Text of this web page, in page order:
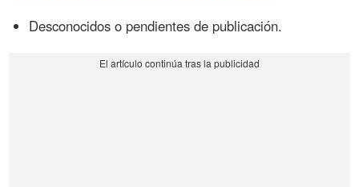
Desconocidos o pendientes de publicación.